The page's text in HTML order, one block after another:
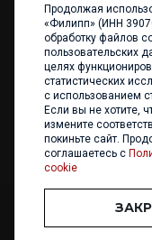
ООО «ФИЛИПП»
Разработка
Продолжая
«Филипп» (ИНН
обработку файлов
пользовательских
целях
статистических
с использованием
Если вы не хотите,
измените
покиньте сайт.
соглашаетесь с
cookie